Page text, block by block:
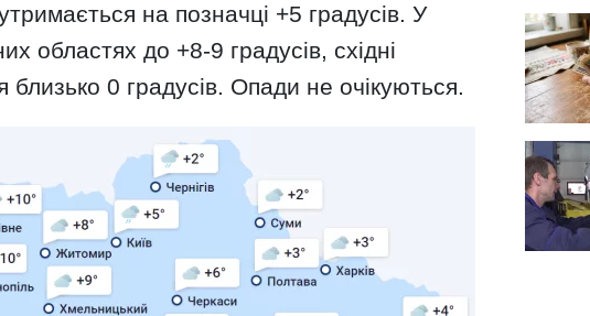
на позначці +5 градусів. У
областях до +8-9 градусів, східні
близько 0 градусів. Опади не очікуються.